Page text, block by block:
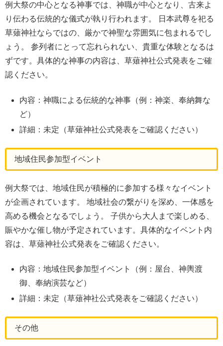
例大祭の中心となる神事では、神職が中心となり、古来よ
り伝わる伝統的な儀式が執り行われます。 日本武尊を祀る
草薙神社ならではの、厳かで神聖な雰囲気に包まれるでし
ょう。 参列者にとって忘れられない、貴重な体験となるは
ずです。具体的な神事の内容は、草薙神社公式発表をご確
認ください。
内容：神職による伝統的な神事（例：神楽、奉納舞な
ど）
詳細：未定（草薙神社公式発表をご確認ください）
地域住民参加型イベント
例大祭では、地域住民が積極的に参加する様々なイベント
が企画されています。 地域社会の繋がりを深め、一体感を
高める機会となるでしょう。 子供から大人まで楽しめる、
賑やかな催し物が予定されています。具体的なイベント内
容は、草薙神社公式発表をご確認ください。
内容：地域住民参加型イベント（例：屋台、神輿渡
御、奉納演芸など）
詳細：未定（草薙神社公式発表をご確認ください）
その他